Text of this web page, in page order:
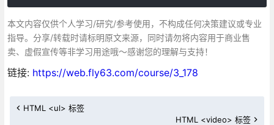
本文内容仅供个人学习/研究/参考使用，不构成任何决策建议或专业
指导。分享/转载时请标明原文来源，同时请勿将内容用于商业售
卖、虚假宣传等非学习用途哦～感谢您的理解与支持！
链接: https://web.fly63.com/course/3_178
HTML <ul> 标签
HTML <video> 标签